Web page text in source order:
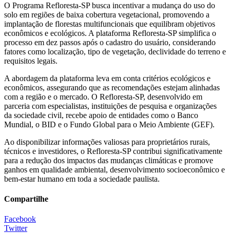
O Programa Refloresta-SP busca incentivar a mudança do uso do
solo em regiões de baixa cobertura vegetacional, promovendo a
implantação de florestas multifuncionais que equilibram objetivos
econômicos e ecológicos. A plataforma Refloresta-SP simplifica o
processo em dez passos após o cadastro do usuário, considerando
fatores como localização, tipo de vegetação, declividade do terreno e
requisitos legais.
A abordagem da plataforma leva em conta critérios ecológicos e
econômicos, assegurando que as recomendações estejam alinhadas
com a região e o mercado. O Refloresta-SP, desenvolvido em
parceria com especialistas, instituições de pesquisa e organizações
da sociedade civil, recebe apoio de entidades como o Banco
Mundial, o BID e o Fundo Global para o Meio Ambiente (GEF).
Ao disponibilizar informações valiosas para proprietários rurais,
técnicos e investidores, o Refloresta-SP contribui significativamente
para a redução dos impactos das mudanças climáticas e promove
ganhos em qualidade ambiental, desenvolvimento socioeconômico e
bem-estar humano em toda a sociedade paulista.
Compartilhe
Facebook
Twitter